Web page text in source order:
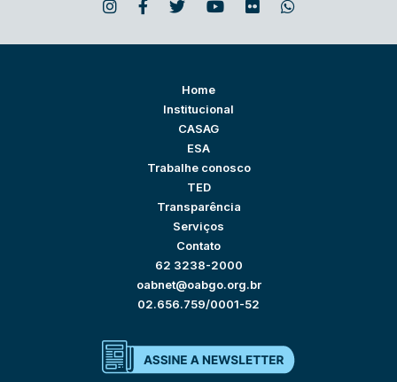
Home
Institucional
CASAG
ESA
Trabalhe conosco
TED
Transparência
Serviços
Contato
62 3238-2000
oabnet@oabgo.org.br
02.656.759/0001-52